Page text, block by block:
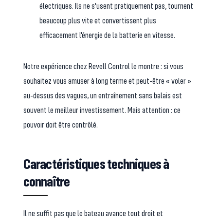
électriques. Ils ne s'usent pratiquement pas, tournent
beaucoup plus vite et convertissent plus
efficacement l'énergie de la batterie en vitesse.
Notre expérience chez Revell Control le montre : si vous
souhaitez vous amuser à long terme et peut-être « voler »
au-dessus des vagues, un entraînement sans balais est
souvent le meilleur investissement. Mais attention : ce
pouvoir doit être contrôlé.
Caractéristiques techniques à
connaître
Il ne suffit pas que le bateau avance tout droit et